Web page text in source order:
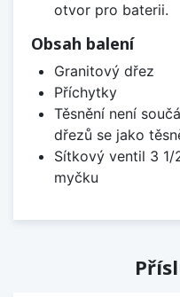
otvor pro baterii.
Obsah balení
Granitový dřez
Příchytky
Těsnění není
dřezů se jako
Sítkový ventil 3
myčku